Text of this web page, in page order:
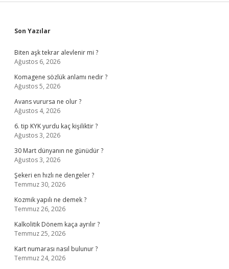
Sidebar
Son Yazılar
Biten aşk tekrar alevlenir mi ?
Ağustos 6, 2026
Komagene sözlük anlamı nedir ?
Ağustos 5, 2026
Avans vurursa ne olur ?
Ağustos 4, 2026
6. tip KYK yurdu kaç kişiliktir ?
Ağustos 3, 2026
30 Mart dünyanın ne günüdür ?
Ağustos 3, 2026
Şekeri en hızlı ne dengeler ?
Temmuz 30, 2026
Kozmik yapılı ne demek ?
Temmuz 26, 2026
Kalkolitik Dönem kaça ayrılır ?
Temmuz 25, 2026
Kart numarası nasıl bulunur ?
Temmuz 24, 2026